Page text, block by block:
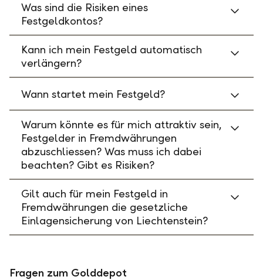
Was sind die Risiken eines
Festgeldkontos?
Kann ich mein Festgeld automatisch
verlängern?
Wann startet mein Festgeld?
Warum könnte es für mich attraktiv sein,
Festgelder in Fremdwährungen
abzuschliessen? Was muss ich dabei
beachten? Gibt es Risiken?
Gilt auch für mein Festgeld in
Fremdwährungen die gesetzliche
Einlagensicherung von Liechtenstein?
Fragen zum Golddepot